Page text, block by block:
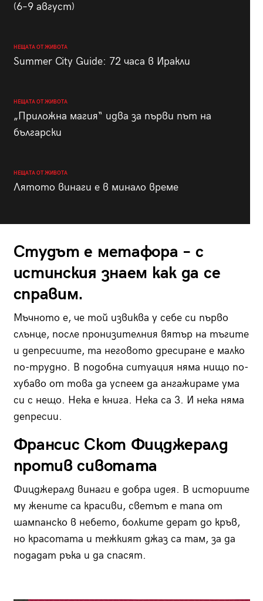
(6–9 август)
НЕЩАТА ОТ ЖИВОТА
Summer City Guide: 72 часа в Иракли
НЕЩАТА ОТ ЖИВОТА
„Приложна магия“ идва за първи път на
български
НЕЩАТА ОТ ЖИВОТА
Лятото винаги е в минало време
Студът е метафора – с
истинския знаем как да се
справим.
Мъчното е, че той извиква у себе си първо
слънце, после пронизителния вятър на тъгите
и депресиите, та неговото дресиране е малко
по-трудно. В подобна ситуация няма нищо по-
хубаво от това да успеем да ангажираме ума
си с нещо. Нека е книга. Нека са 3. И нека няма
депресии.
Франсис Скот Фицджералд
против сивотата
Фицджералд винаги е добра идея. В историите
му жените са красиви, светът е тапа от
шампанско в небето, болките дерат до кръв,
но красотата и тежкият джаз са там, за да
подадат ръка и да спасят.